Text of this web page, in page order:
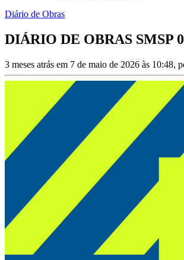
Diário de Obras
DIÁRIO DE OBRAS SMSP
3 meses atrás em 7 de maio de 2026 às 10:48,